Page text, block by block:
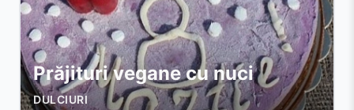
Prăjituri vegane cu nuci
DULCIURI